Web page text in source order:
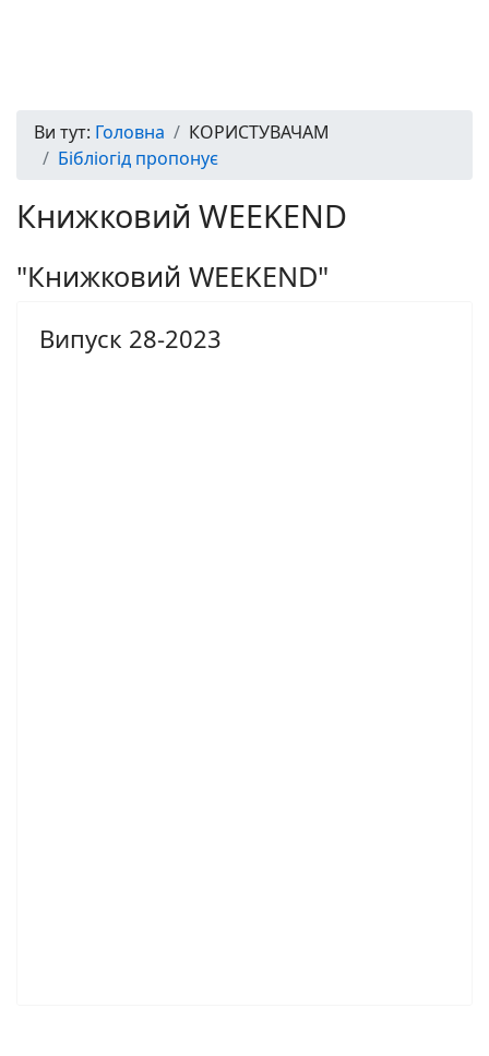
Ви тут: Головна
КОРИСТУВАЧАМ
Бібліогід пропонує
Книжковий WEEKEND
"Книжковий WEEKEND"
Випуск 28-2023